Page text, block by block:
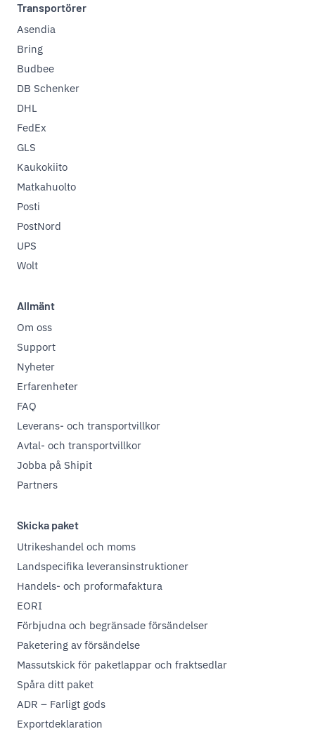
Transportörer
Asendia
Bring
Budbee
DB Schenker
DHL
FedEx
GLS
Kaukokiito
Matkahuolto
Posti
PostNord
UPS
Wolt
Allmänt
Om oss
Support
Nyheter
Erfarenheter
FAQ
Leverans- och transportvillkor
Avtal- och transportvillkor
Jobba på Shipit
Partners
Skicka paket
Utrikeshandel och moms
Landspecifika leveransinstruktioner
Handels- och proformafaktura
EORI
Förbjudna och begränsade försändelser
Paketering av försändelse
Massutskick för paketlappar och fraktsedlar
Spåra ditt paket
ADR – Farligt gods
Exportdeklaration